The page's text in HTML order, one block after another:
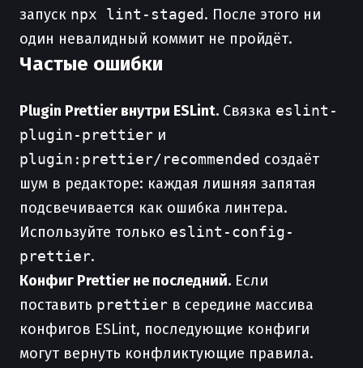
запуск npx lint-staged. После этого ни
один невалидный коммит не пройдёт.
Частые ошибки
Plugin Prettier внутри ESLint. Связка eslint-
plugin-prettier и
plugin:prettier/recommended создаёт
шум в редакторе: каждая лишняя запятая
подсвечивается как ошибка линтера.
Используйте только eslint-config-
prettier.
Конфиг Prettier не последний. Если
поставить prettier в середине массива
конфигов ESLint, последующие конфиги
могут вернуть конфликтующие правила.